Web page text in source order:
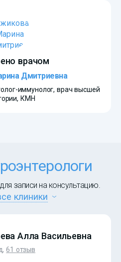
врачом
Дмитриевна
иммунолог, врач высшей
КМН
записи на консультацию.
клиники
Алла Васильевна
61 отзыв